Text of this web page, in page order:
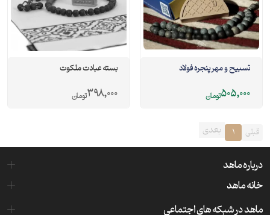
تسبیح و مهر پنجره فولاد
505,000تومان
بسته عبادت ملکوت
398,000تومان
قبلی 1 بعدی
درباره ماهد
خانه ماهد
ماهد در شبکه های اجتماعی